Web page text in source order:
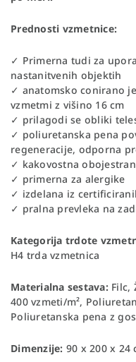
Prednosti vzmetnice:
✓ Primerna tudi za
nastanitvenih objektih
✓ anatomsko conirano
vzmetmi z višino 16 cm
✓ prilagodi se obliki
✓ poliuretanska pena
regeneracije, odporna
✓ kakovostna
✓ primerna za alergike
✓ izdelana iz
✓ pralna prevleka na
Kategorija trdote
H4 trda vzmetnica
Materialna sestava:Filc,
400 vzmeti/m²,
Poliuretanska pena z
Dimenzije: 90 x 200 x 24